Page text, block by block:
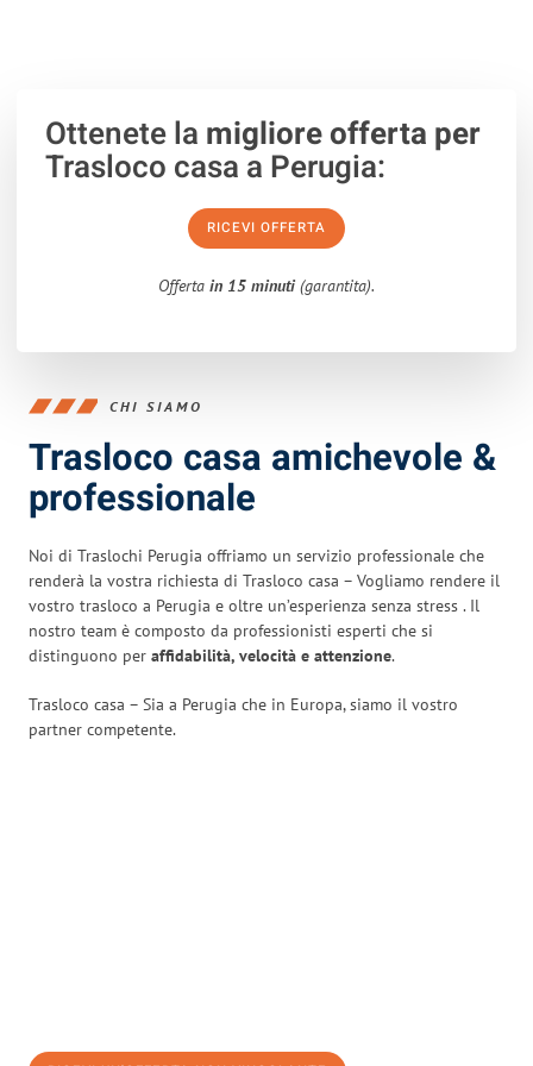
Ottenete la migliore offerta per
Trasloco casa a Perugia:
RICEVI OFFERTA
Offerta in 15 minuti (garantita).
CHI SIAMO
Trasloco casa amichevole &
professionale
Noi di Traslochi Perugia offriamo un servizio professionale che
renderà la vostra richiesta di Trasloco casa – Vogliamo rendere il
vostro trasloco a Perugia e oltre un’esperienza senza stress . Il
nostro team è composto da professionisti esperti che si
distinguono per affidabilità, velocità e attenzione.
Trasloco casa – Sia a Perugia che in Europa, siamo il vostro
partner competente.